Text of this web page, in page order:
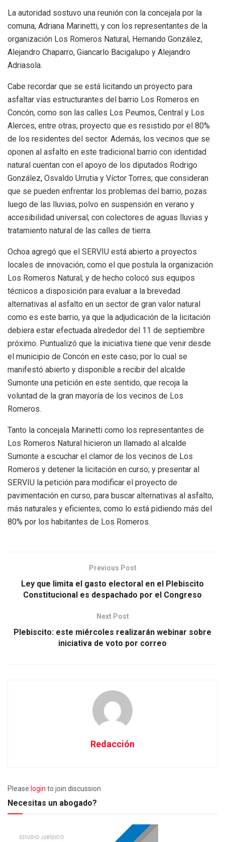
La autoridad sostuvo una reunión con la concejala por la
comuna, Adriana Marinetti, y con los representantes de la
organización Los Romeros Natural, Hernando González,
Alejandro Chaparro, Giancarlo Bacigalupo y Alejandro
Adriasola.
Cabe recordar que se está licitando un proyecto para
asfaltar vías estructurantes del barrio Los Romeros en
Concón, como son las calles Los Peumos, Central y Los
Alerces, entre otras; proyecto que es resistido por el 80%
de los residentes del sector. Además, los vecinos que se
oponen al asfalto en este tradicional barrio con identidad
natural cuentan con el apoyo de los diputados Rodrigo
González, Osvaldo Urrutia y Víctor Torres; que consideran
que se pueden enfrentar los problemas del barrio, pozas
luego de las lluvias, polvo en suspensión en verano y
accesibilidad universal; con colectores de aguas lluvias y
tratamiento natural de las calles de tierra.
Ochoa agregó que el SERVIU está abierto a proyectos
locales de innovación, como el que postula la organización
Los Romeros Natural; y de hecho colocó sus equipos
técnicos a disposición para evaluar a la brevedad
alternativas al asfalto en un sector de gran valor natural
como es este barrio, ya que la adjudicación de la licitación
debiera estar efectuada alrededor del 11 de septiembre
próximo. Puntualizó que la iniciativa tiene que venir desde
el municipio de Concón en este caso; por lo cual se
manifestó abierto y disponible a recibir del alcalde
Sumonte una petición en este sentido, que recoja la
voluntad de la gran mayoría de los vecinos de Los
Romeros.
Tanto la concejala Marinetti como los representantes de
Los Romeros Natural hicieron un llamado al alcalde
Sumonte a escuchar el clamor de los vecinos de Los
Romeros y detener la licitación en curso; y presentar al
SERVIU la petición para modificar el proyecto de
pavimentación en curso, para buscar alternativas al asfalto,
más naturales y eficientes, como lo está pidiendo más del
80% por los habitantes de Los Romeros.
Previous Post
Ley que limita el gasto electoral en el Plebiscito
Constitucional es despachado por el Congreso
Next Post
Plebiscito: este miércoles realizarán webinar sobre
iniciativa de voto por correo
Redacción
Please login to join discussion
Necesitas un abogado?